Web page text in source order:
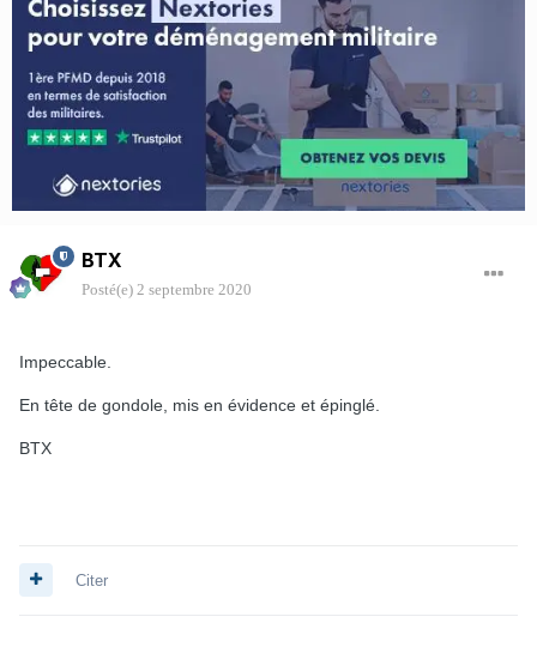
BTX
Posté(e) 2 septembre 2020
Impeccable.
En tête de gondole, mis en évidence et épinglé.
BTX
Citer